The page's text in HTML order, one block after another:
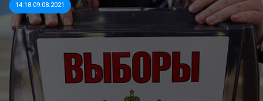
14:18 09.08.2021